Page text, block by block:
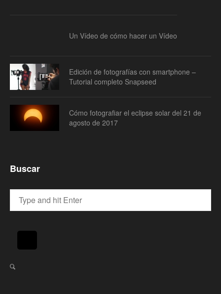
Un Vídeo de cómo hacer un Vídeo
Edición de fotografías con smartphone –
Tutorial completo Snapseed
Cómo fotografiar el eclipse solar del 21 de
agosto de 2017
Buscar